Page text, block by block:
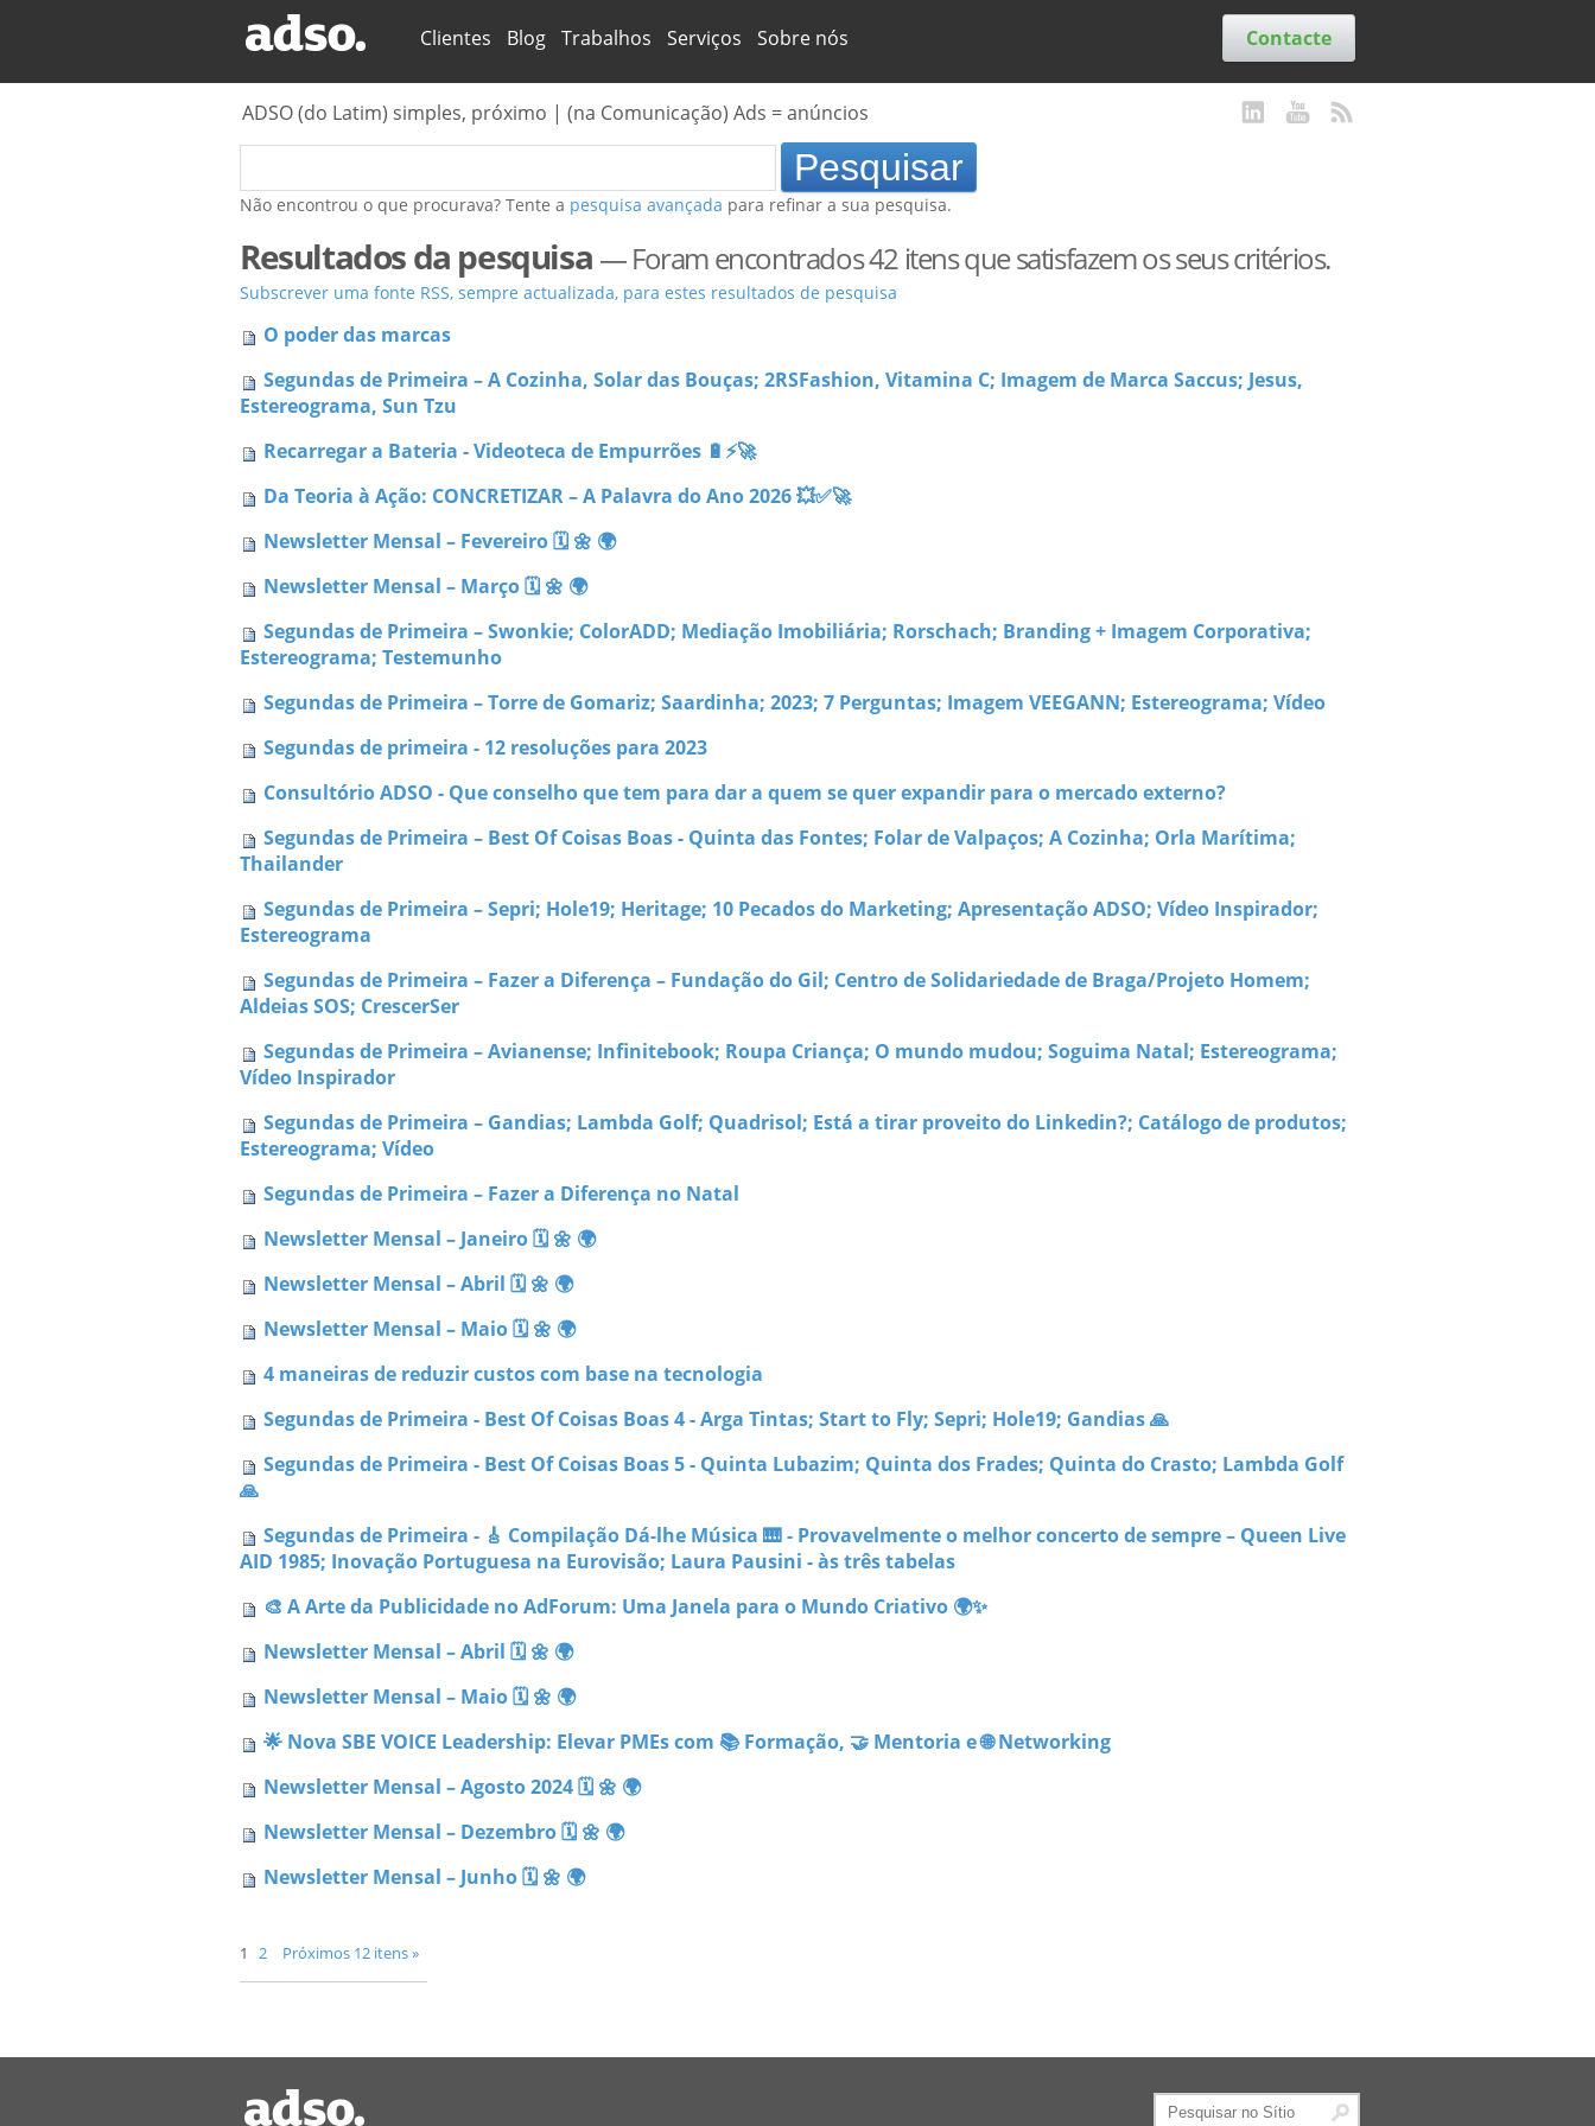
Secções
Clientes Blog Trabalhos Serviços Sobre nós
ADSO (do Latim) simples, próximo | (na Comunicação) Ads = anúncios
Contacte
Não encontrou o que procurava? Tente a pesquisa avançada para refinar a sua pesquisa.
Resultados da pesquisa —Foram encontrados 42 itens que satisfazem os seus critérios.
Subscrever uma fonte RSS, sempre actualizada, para estes resultados de pesquisa
O poder das marcas
Segundas de Primeira – A Cozinha, Solar das Bouças; 2RSFashion, Vitamina C; Imagem de Marca Saccus; Jesus,
Estereograma, Sun Tzu
Recarregar a Bateria - Videoteca de Empurrões 🔋⚡🚀
Da Teoria à Ação: CONCRETIZAR – A Palavra do Ano 2026 💥✅🚀
Newsletter Mensal – Fevereiro 🗓 🌼 🌍
Newsletter Mensal – Março 🗓 🌼 🌍
Segundas de Primeira – Swonkie; ColorADD; Mediação Imobiliária; Rorschach; Branding + Imagem Corporativa;
Estereograma; Testemunho
Segundas de Primeira – Torre de Gomariz; Saardinha; 2023; 7 Perguntas; Imagem VEEGANN; Estereograma; Vídeo
Segundas de primeira - 12 resoluções para 2023
Consultório ADSO - Que conselho que tem para dar a quem se quer expandir para o mercado externo?
Segundas de Primeira – Best Of Coisas Boas - Quinta das Fontes; Folar de Valpaços; A Cozinha; Orla Marítima;
Thailander
Segundas de Primeira – Sepri; Hole19; Heritage; 10 Pecados do Marketing; Apresentação ADSO; Vídeo Inspirador;
Estereograma
Segundas de Primeira – Fazer a Diferença – Fundação do Gil; Centro de Solidariedade de Braga/Projeto Homem;
Aldeias SOS; CrescerSer
Segundas de Primeira – Avianense; Infinitebook; Roupa Criança; O mundo mudou; Soguima Natal; Estereograma;
Vídeo Inspirador
Segundas de Primeira – Gandias; Lambda Golf; Quadrisol; Está a tirar proveito do Linkedin?; Catálogo de produtos;
Estereograma; Vídeo
Segundas de Primeira – Fazer a Diferença no Natal
Newsletter Mensal – Janeiro 🗓 🌼 🌍
Newsletter Mensal – Abril 🗓 🌼 🌍
Newsletter Mensal – Maio 🗓 🌼 🌍
4 maneiras de reduzir custos com base na tecnologia
Segundas de Primeira - Best Of Coisas Boas 4 - Arga Tintas; Start to Fly; Sepri; Hole19; Gandias 🙏
Segundas de Primeira - Best Of Coisas Boas 5 - Quinta Lubazim; Quinta dos Frades; Quinta do Crasto; Lambda Golf
🙏
Segundas de Primeira - 🎸 Compilação Dá-lhe Música 🎹 - Provavelmente o melhor concerto de sempre – Queen Live
AID 1985; Inovação Portuguesa na Eurovisão; Laura Pausini - às três tabelas
🎨 A Arte da Publicidade no AdForum: Uma Janela para o Mundo Criativo 🌍✨
Newsletter Mensal – Abril 🗓 🌼 🌍
Newsletter Mensal – Maio 🗓 🌼 🌍
🌟 Nova SBE VOICE Leadership: Elevar PMEs com 📚 Formação, 🤝 Mentoria e 🌐 Networking
Newsletter Mensal – Agosto 2024 🗓 🌼 🌍
Newsletter Mensal – Dezembro 🗓 🌼 🌍
Newsletter Mensal – Junho 🗓 🌼 🌍
Próximos 12 itens »
1 2
Pesquisar